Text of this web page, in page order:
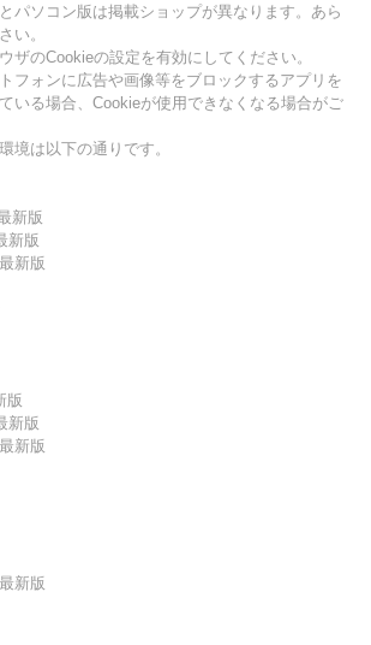
パソコン版は掲載ショップが異なります。あら
い。
ザのCookieの設定を有効にしてください。
フォンに広告や画像等をブロックするアプリを
いる場合、Cookieが使用できなくなる場合がご
境は以下の通りです。
新版
新版
新版
版
新版
新版
新版